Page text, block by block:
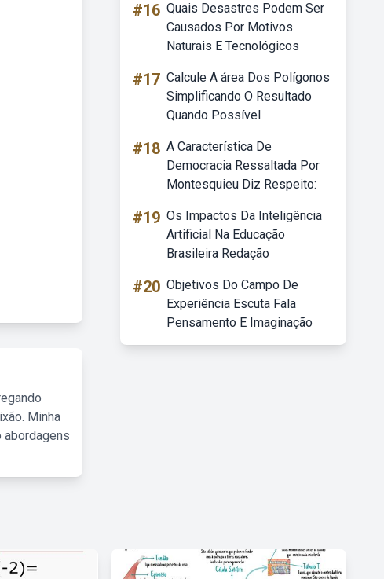
Minha
abordagens
#16 Quais Desastres Podem Ser
Causados Por Motivos
Naturais E Tecnológicos
#17 Calcule A área Dos Polígonos
Simplificando O Resultado
Quando Possível
#18 A Característica De
Democracia Ressaltada Por
Montesquieu Diz Respeito:
#19 Os Impactos Da Inteligência
Artificial Na Educação
Brasileira Redação
#20 Objetivos Do Campo De
Experiência Escuta Fala
Pensamento E Imaginação